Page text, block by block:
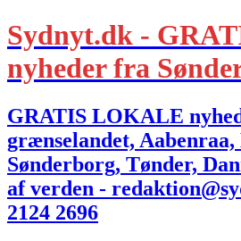
Sydnyt.dk -
nyheder fra
GRATIS LOKALE
grænselandet, Aabenraa,
Sønderborg, Tønder,
af verden -
2124 2696